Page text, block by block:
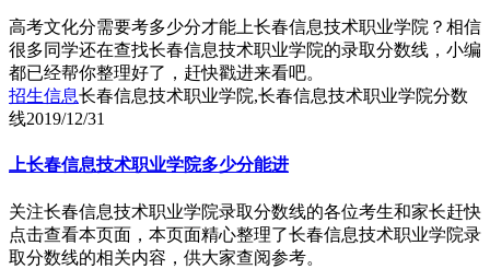
高考文化分需要考多少分才能上长春信息技术职业学院？相信
很多同学还在查找长春信息技术职业学院的录取分数线，小编
都已经帮你整理好了，赶快戳进来看吧。
招生信息长春信息技术职业学院,长春信息技术职业学院分数
线2019/12/31
上长春信息技术职业学院多少分能进
关注长春信息技术职业学院录取分数线的各位考生和家长赶快
点击查看本页面，本页面精心整理了长春信息技术职业学院录
取分数线的相关内容，供大家查阅参考。